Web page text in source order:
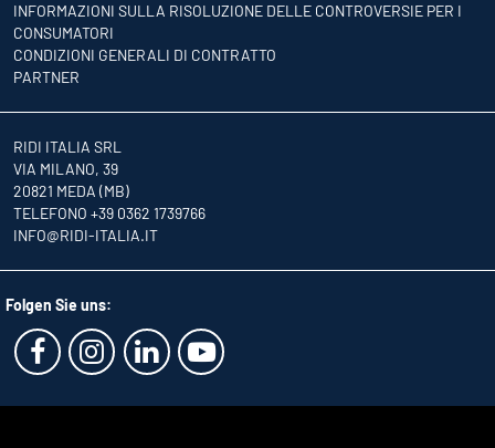
INFORMAZIONI SULLA RISOLUZIONE DELLE CONTROVERSIE PER I
CONSUMATORI
CONDIZIONI GENERALI DI CONTRATTO
PARTNER
RIDI ITALIA SRL
VIA MILANO, 39
20821 MEDA (MB)
TELEFONO +39 0362 1739766
INFO@RIDI-ITALIA.IT
Folgen Sie uns: